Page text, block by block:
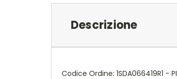
Descrizione
Codice Ordine: 1SDA066419R1 -